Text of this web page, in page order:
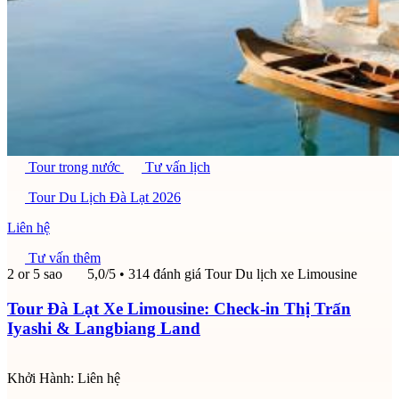
Tour trong nước
Tư vấn lịch
Tour Du Lịch Đà Lạt 2026
Liên hệ
Tư vấn thêm
2 or 5 sao
5,0/5 • 314 đánh giá Tour Du lịch xe Limousine
Tour Đà Lạt Xe Limousine: Check-in Thị Trấn
Iyashi & Langbiang Land
Khởi Hành: Liên hệ